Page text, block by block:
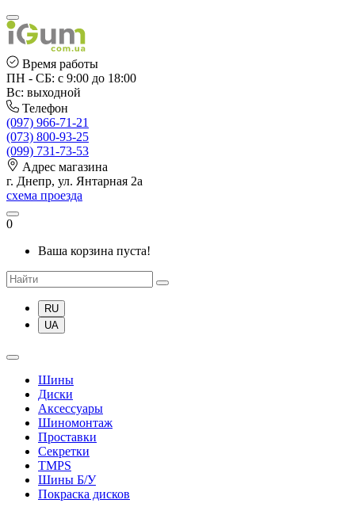
Время работы
ПН - СБ: с 9:00 до 18:00
Вс: выходной
Телефон
(097) 966-71-21
(073) 800-93-25
(099) 731-73-53
Адрес магазина
г. Днепр, ул. Янтарная 2а
схема проезда
0
Ваша корзина пуста!
RU
UA
Шины
Диски
Аксессуары
Шиномонтаж
Проставки
Секретки
TMPS
Шины Б/У
Покраска дисков